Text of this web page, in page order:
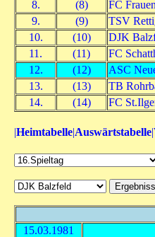
8.
(8)
FC
9.
(9)
TSV
10.
(10)
DJK
11.
(11)
FC
12.
(12)
ASC
13.
(13)
TB
14.
(14) FC
|Heimtabelle|Auswärtstabelle|
15.03.1981